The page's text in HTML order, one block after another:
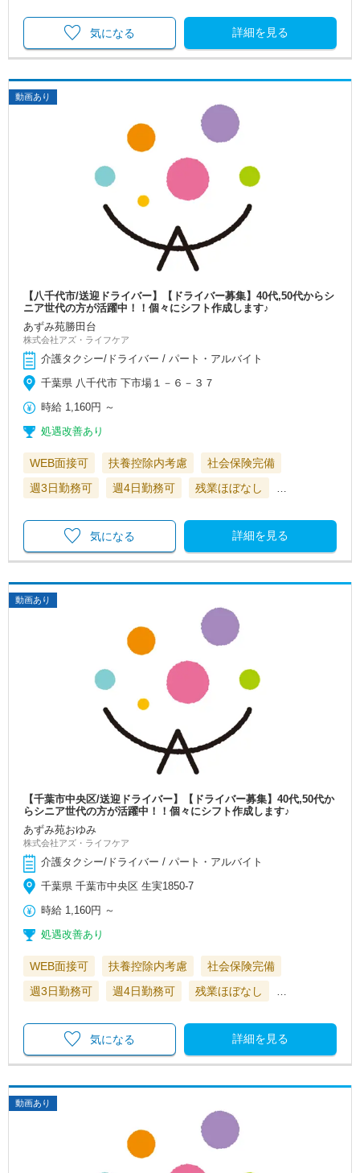
詳細を見る
気になる
動画あり
【八千代市/送迎ドライバー】【ドライバー募集】40代,50代からシ
ニア世代の方が活躍中！！個々にシフト作成します♪
あずみ苑勝田台
株式会社アズ・ライフケア
介護タクシー/ドライバー / パート・アルバイト
千葉県 八千代市 下市場１－６－３７
時給 1,160円 ～
処遇改善あり
WEB面接可 扶養控除内考慮
社会保険完備
週3日勤務可
週4日勤務可 残業ほぼなし
詳細を見る
気になる
動画あり
【千葉市中央区/送迎ドライバー】【ドライバー募集】40代,50代か
らシニア世代の方が活躍中！！個々にシフト作成します♪
あずみ苑おゆみ
株式会社アズ・ライフケア
介護タクシー/ドライバー / パート・アルバイト
千葉県 千葉市中央区 生実1850-7
時給 1,160円 ～
処遇改善あり
WEB面接可 扶養控除内考慮
社会保険完備
週3日勤務可
週4日勤務可 残業ほぼなし …
詳細を見る
気になる
動画あり